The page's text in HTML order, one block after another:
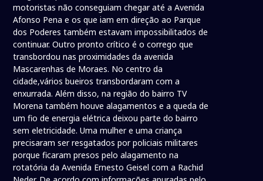
motoristas não conseguiam chegar até a Avenida
Afonso Pena e os que iam em direção ao Parque
dos Poderes também estavam impossibilitados de
continuar. Outro pronto crítico é o corrego que
transbordou nas proximidades da avenida
Mascarenhas de Moraes. No centro da
cidade,vários bueiros transbordaram com a
enxurrada. Além disso, na região do bairro TV
Morena também houve alagamentos e a queda de
um fio de energia elétrica deixou parte do bairro
sem eletricidade. Uma mulher e uma criança
precisaram ser resgatados por policiais militares
porque ficaram presos pelo alagamento na
rotatória da Avenida Ernesto Geisel com a Rachid